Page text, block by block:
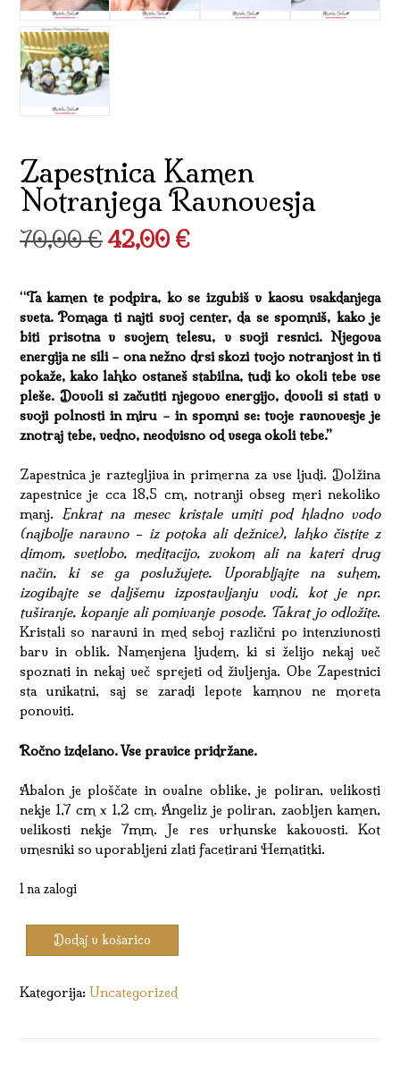
Zapestnica Kamen
Notranjega Ravnovesja
70,00€Izvirna
je
bila:
70,00 €.
42,00 €Trenutna
je:
42,00 €.
“Ta kamen te podpira, ko se izgubiš v kaosu vsakdanjega
sveta. Pomaga ti najti svoj center, da se spomniš, kako je
biti prisotna v svojem telesu, v svoji resnici. Njegova
energija ne sili – ona nežno drsi skozi tvojo notranjost in ti
pokaže, kako lahko ostaneš stabilna, tudi ko okoli tebe vse
pleše. Dovoli si začutiti njegovo energijo, dovoli si stati v
svoji polnosti in miru – in spomni se: tvoje ravnovesje je
znotraj tebe, vedno, neodvisno od vsega okoli tebe.”
Zapestnica je raztegljiva in primerna za vse ljudi. Dolžina
zapestnice je cca 18,5 cm, notranji obseg meri nekoliko
manj.Enkrat na mesec kristale umiti pod hladno vodo
(najbolje naravno – iz potoka ali dežnice), lahko čistite z
dimom, svetlobo, meditacijo, zvokom ali na kateri drug
način, ki se ga poslužujete. Uporabljajte na suhem,
izogibajte se daljšemu izpostavljanju vodi, kot je npr.
tuširanje, kopanje ali pomivanje posode. Takrat jo odložite.
Kristali so naravni in med seboj različni po intenzivnosti
barv in oblik. Namenjena ljudem, ki si želijo nekaj več
spoznati in nekaj več sprejeti od življenja. Obe Zapestnici
sta unikatni, saj se zaradi lepote kamnov ne moreta
ponoviti.
Ročno izdelano. Vse pravice pridržane.
Abalon je ploščate in ovalne oblike, je poliran, velikosti
nekje 1,7 cm x 1,2 cm. Angeliz je poliran, zaobljen kamen,
velikosti nekje 7mm. Je res vrhunske kakovosti. Kot
vmesniki so uporabljeni zlati facetirani Hematitki.
1 na zalogi
Zapestnica
Kamen
Ravnovesja
Dodaj v košarico
Kategorija: Uncategorized